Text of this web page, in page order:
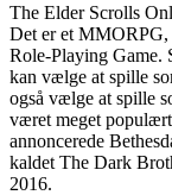
The Elder Scrolls
Det er et
Role-Playing Game.
kan vælge at spille
også vælge at spille
været meget
annoncerede
kaldet The Dark
2016.